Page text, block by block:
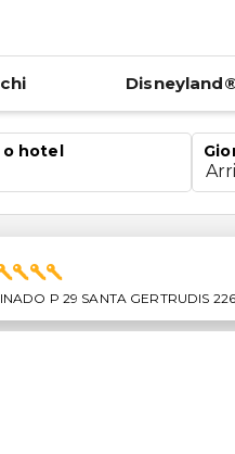
o hotel
P 29 SANTA GERTRUDIS